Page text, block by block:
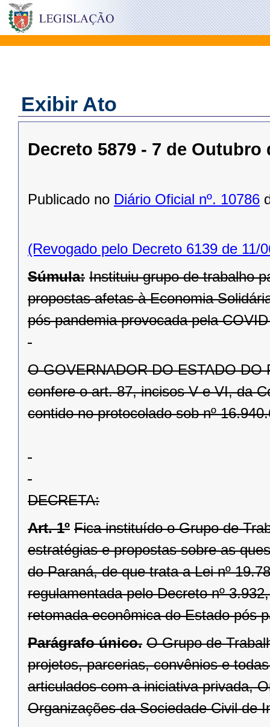
Exibir Ato
Decreto 5879 - 7 de Outubro
Publicado no Diário Oficial nº. 10786
(Revogado pelo Decreto 6139 de 11/
Súmula: Instituiu grupo de trabalho
propostas afetas à Economia
pós pandemia provocada pela
O GOVERNADOR DO ESTADO DO
confere o art. 87, incisos V e VI, da
contido no protocolado sob nº
DECRETA:
Art. 1º Fica instituído o Grupo de
estratégias e propostas sobre as
do Paraná, de que trata a Lei nº
regulamentada pelo Decreto nº
retomada econômica do Estado pós
Parágrafo único. O Grupo de
projetos, parcerias, convênios e
articulados com a iniciativa privada,
Organizações da Sociedade Civil de